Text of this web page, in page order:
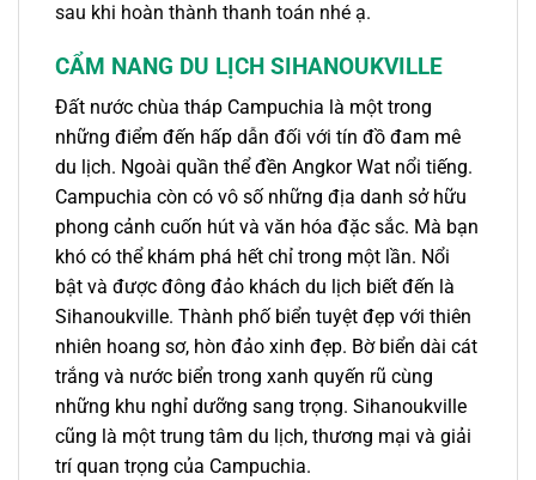
sau khi hoàn thành thanh toán nhé ạ.
CẨM NANG DU LỊCH SIHANOUKVILLE
Đất nước chùa tháp Campuchia là một trong
những điểm đến hấp dẫn đối với tín đồ đam mê
du lịch. Ngoài quần thể đền Angkor Wat nổi tiếng.
Campuchia còn có vô số những địa danh sở hữu
phong cảnh cuốn hút và văn hóa đặc sắc. Mà bạn
khó có thể khám phá hết chỉ trong một lần. Nổi
bật và được đông đảo khách du lịch biết đến là
Sihanoukville. Thành phố biển tuyệt đẹp với thiên
nhiên hoang sơ, hòn đảo xinh đẹp. Bờ biển dài cát
trắng và nước biển trong xanh quyến rũ cùng
những khu nghỉ dưỡng sang trọng. Sihanoukville
cũng là một trung tâm du lịch, thương mại và giải
trí quan trọng của Campuchia.